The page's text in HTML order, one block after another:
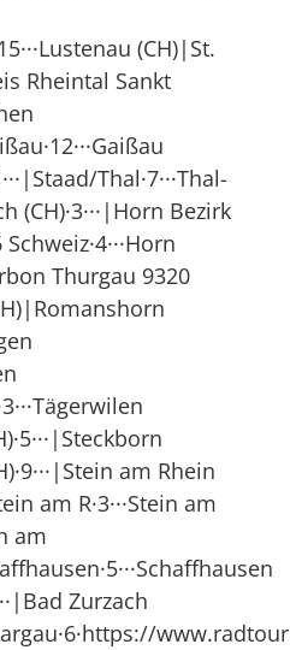
(CH)|St.
Rheintal Sankt
Thal·7···Thal-
(CH)·3···|Horn Bezirk
Thurgau 9320
am Rhein
am R·3···Stein am
am
Zurzach